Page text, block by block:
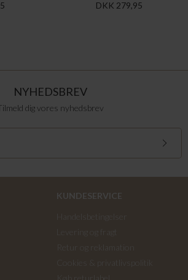
DKK 279,95
NYHEDSBREV
dig vores nyhedsbrev
KUNDESERVICE